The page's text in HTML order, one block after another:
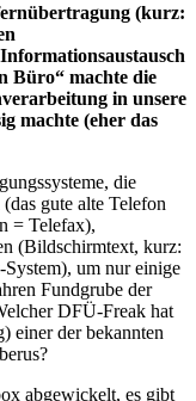
(kurz:
Büro“ machte die
in unsere
machte (eher das
die
gute alte Telefon
= Telefax),
(Bildschirmtext, kurz:
um nur einige
Fundgrube der
DFÜ-Freak hat
einer der bekannten
abgewickelt, es gibt